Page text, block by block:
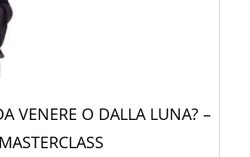
VENERE O DALLA LUNA? –
MASTERCLASS